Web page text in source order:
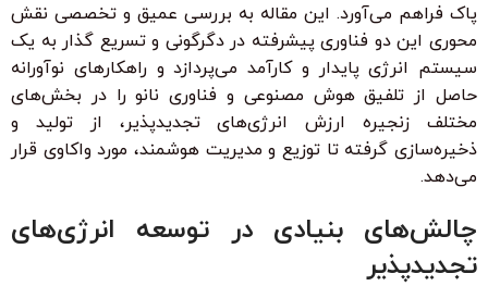
پاک فراهم می‌آورد. این مقاله به بررسی عمیق و تخصصی نقش
محوری این دو فناوری پیشرفته در دگرگونی و تسریع گذار به یک
سیستم انرژی پایدار و کارآمد می‌پردازد و راهکارهای نوآورانه
حاصل از تلفیق هوش مصنوعی و فناوری نانو را در بخش‌های
مختلف زنجیره ارزش انرژی‌های تجدیدپذیر، از تولید و
ذخیره‌سازی گرفته تا توزیع و مدیریت هوشمند، مورد واکاوی قرار
می‌دهد.
چالش‌های بنیادی در توسعه انرژی‌های
تجدیدپذیر